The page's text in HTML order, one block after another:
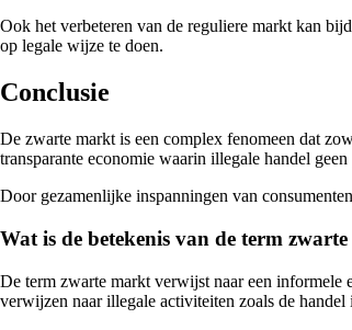
Ook het verbeteren van de reguliere markt kan
op legale wijze te doen.
Conclusie
De zwarte markt is een complex fenomeen dat
transparante economie waarin illegale handel geen
Door gezamenlijke inspanningen van
Wat is de betekenis van de term
De term zwarte markt verwijst naar een informele
verwijzen naar illegale activiteiten zoals de handel